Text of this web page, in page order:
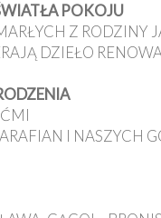
POKOJU
Z RODZINY
DZIEŁO
I NASZYCH